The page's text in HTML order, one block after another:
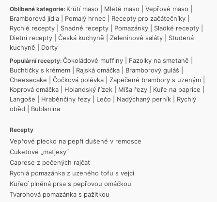
Oblíbené kategorie: Krůtí maso Mleté maso Vepřové maso
Bramborová jídla
Pomalý hrnec Recepty pro začátečníky
Rychlé recepty
Snadné recepty Pomazánky Sladké recepty
Dietní recepty
Česká kuchyně Zeleninové saláty
Studená
kuchyně
Dorty
Populární recepty: Čokoládové muffiny Fazolky na smetaně
Buchtičky s krémem
Rajská omáčka Bramborový guláš
Cheesecake
Čočková polévka Zapečené brambory s uzeným
Koprová omáčka
Holandský řízek Míša řezy Kuře na paprice
Langoše
Hraběnčiny řezy Lečo Nadýchaný perník
Rychlý
oběd
Bublanina
Recepty
Vepřové plecko na pepři dušené v remosce
Cuketové „matjesy“
Caprese z pečených rajčat
Rychlá pomazánka z uzeného tofu s vejci
Kuřecí plněná prsa s pepřovou omáčkou
Tvarohová pomazánka s pažitkou